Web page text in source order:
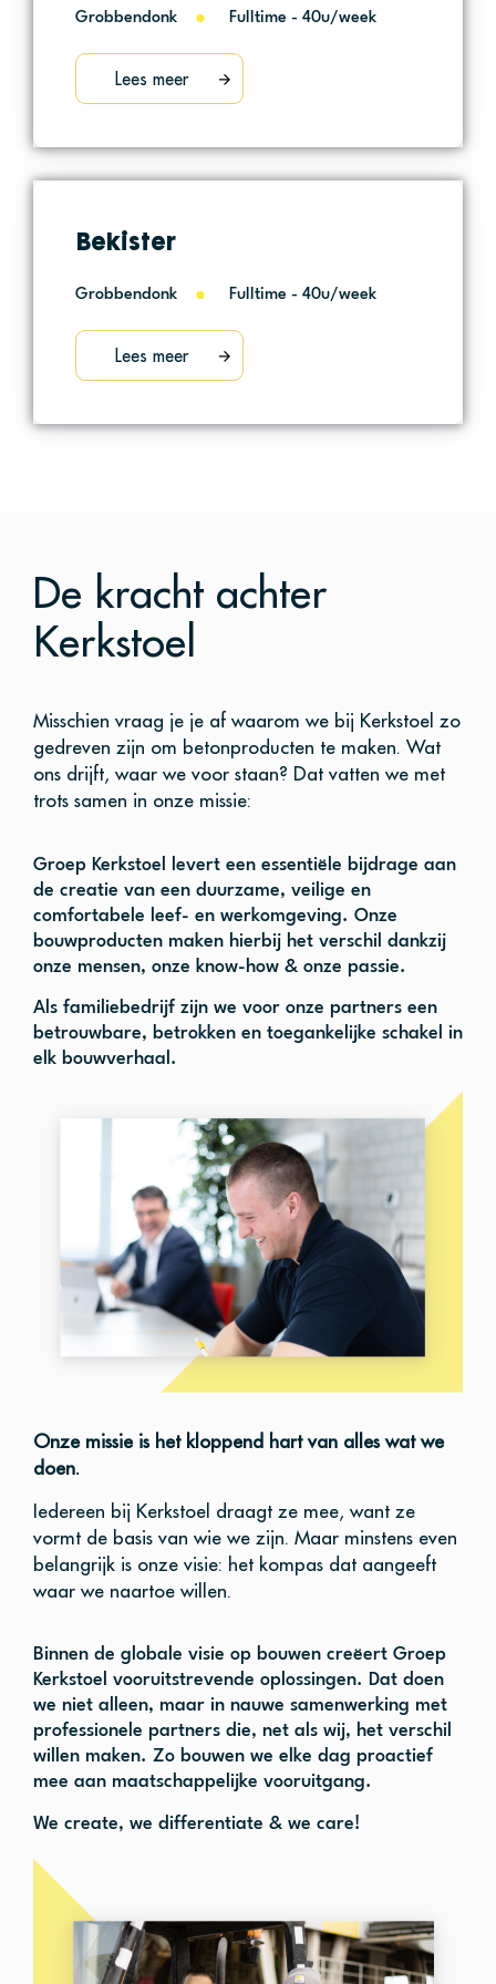
Grobbendonk Fulltime - 40u/week
Lees meer
Bekister
Grobbendonk Fulltime - 40u/week
Lees meer
De kracht achter
Kerkstoel
Misschien vraag je je af waarom we bij Kerkstoel zo
gedreven zijn om betonproducten te maken. Wat
ons drijft, waar we voor staan? Dat vatten we met
trots samen in onze missie:
Groep Kerkstoel levert een essentiële bijdrage aan
de creatie van een duurzame, veilige en
comfortabele leef- en werkomgeving. Onze
bouwproducten maken hierbij het verschil dankzij
onze mensen, onze know-how & onze passie.
Als familiebedrijf zijn we voor onze partners een
betrouwbare, betrokken en toegankelijke schakel in
elk bouwverhaal.
Onze missie is het kloppend hart van alles wat we
doen.
Iedereen bij Kerkstoel draagt ze mee, want ze
vormt de basis van wie we zijn. Maar minstens even
belangrijk is onze visie: het kompas dat aangeeft
waar we naartoe willen.
Binnen de globale visie op bouwen creëert Groep
Kerkstoel vooruitstrevende oplossingen. Dat doen
we niet alleen, maar in nauwe samenwerking met
professionele partners die, net als wij, het verschil
willen maken. Zo bouwen we elke dag proactief
mee aan maatschappelijke vooruitgang.
We create, we differentiate & we care!